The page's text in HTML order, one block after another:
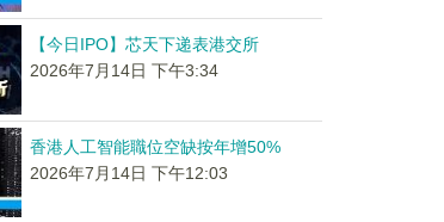
【今日IPO】芯天下递表港交所
2026年7月14日 下午3:34
香港人工智能職位空缺按年增50%
2026年7月14日 下午12:03